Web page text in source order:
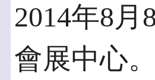
2014年8
會展中心